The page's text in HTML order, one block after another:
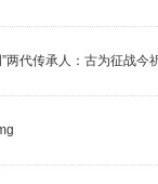
两代传承人：古为征战今